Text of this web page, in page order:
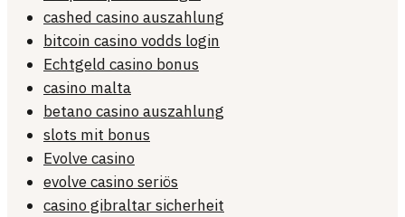
cashed casino auszahlung
bitcoin casino vodds login
Echtgeld casino bonus
casino malta
betano casino auszahlung
slots mit bonus
Evolve casino
evolve casino seriös
casino gibraltar sicherheit